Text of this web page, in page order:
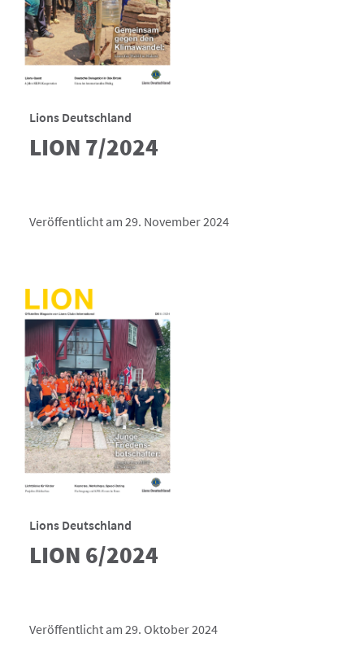
Lions Deutschland
LION 7/2024
Veröffentlicht am 29. November 2024
Lions Deutschland
LION 6/2024
Veröffentlicht am 29. Oktober 2024